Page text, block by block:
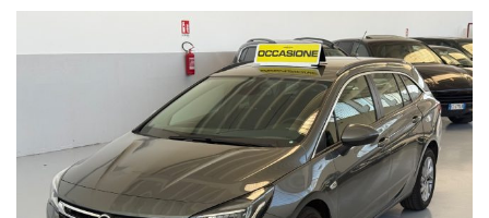
GARANZIA 12 Mesi inclusa Estendibile
PRECONSEGNA BOSH CAR SERVICE INCLUSO
SANIFICAZIONE abitacolo & LAVAGGIO interni
SPEDIZIONE in tutta Italia
Da oltre 25 anni garantiamo competenza, affidabilità e
professionalità.